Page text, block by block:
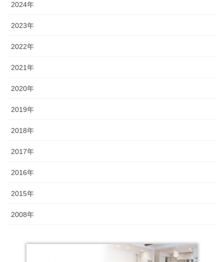
2024年
2023年
2022年
2021年
2020年
2019年
2018年
2017年
2016年
2015年
2008年